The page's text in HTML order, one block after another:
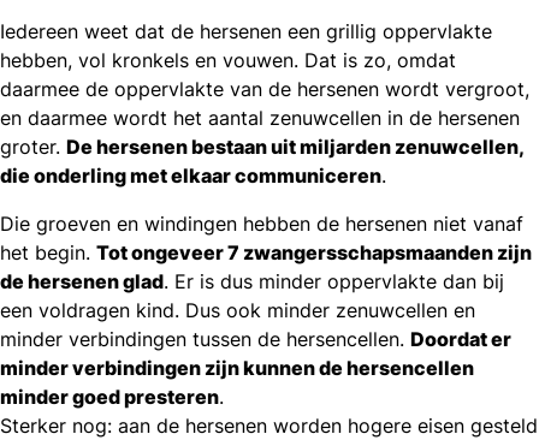
Iedereen weet dat de hersenen een grillig oppervlakte
hebben, vol kronkels en vouwen. Dat is zo, omdat
daarmee de oppervlakte van de hersenen wordt vergroot,
en daarmee wordt het aantal zenuwcellen in de hersenen
groter. De hersenen bestaan uit miljarden zenuwcellen,
die onderling met elkaar communiceren.
Die groeven en windingen hebben de hersenen niet vanaf
het begin. Tot ongeveer 7 zwangersschapsmaanden zijn
de hersenen glad. Er is dus minder oppervlakte dan bij
een voldragen kind. Dus ook minder zenuwcellen en
minder verbindingen tussen de hersencellen. Doordat er
minder verbindingen zijn kunnen de hersencellen
minder goed presteren.
Sterker nog: aan de hersenen worden hogere eisen gesteld